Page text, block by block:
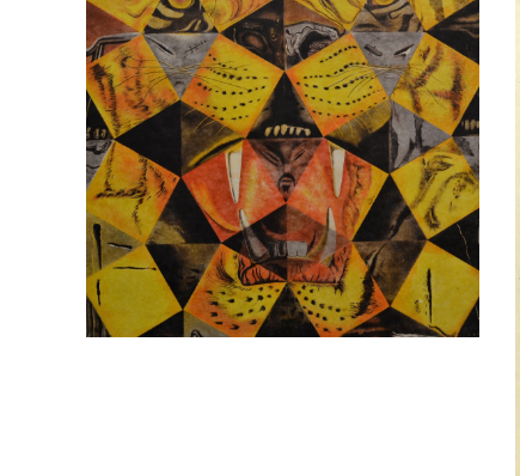
Lithographie de Salvador Dali
Titrée: Tigre royal, 1963
AA-Arts graphique Impression
planographique DALI, Salvador